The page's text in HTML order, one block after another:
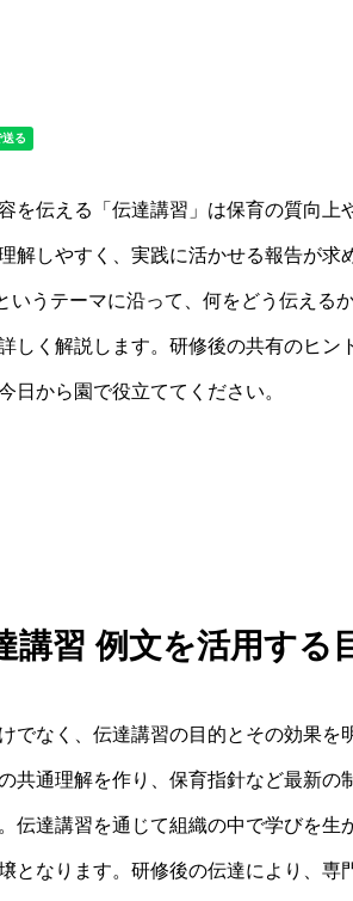
を伝える「伝達講習」は保育の質向上
解しやすく、実践に活かせる報告が求
いうテーマに沿って、何をどう伝える
しく解説します。研修後の共有のヒン
日から園で役立ててください。
講習 例文を活用する
でなく、伝達講習の目的とその効果を
共通理解を作り、保育指針など最新の
伝達講習を通じて組織の中で学びを生
となります。研修後の伝達により、専